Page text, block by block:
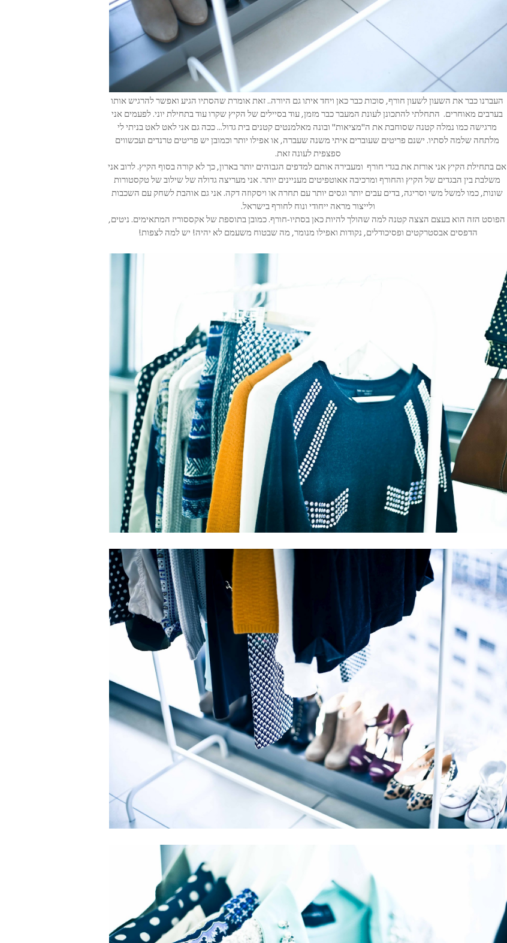
העברנו כבר את השעון לשעון חורף, סוכות כבר כאן ויחד איתו גם היורה.. זאת אומרת שהסתיו הגיע ואפשר להרגיש אותו
בערבים מאוחרים. התחלתי להתכונן לעונת המעבר כבר מזמן, עוד בסיילים של הקיץ שקרו עוד בתחילת יוני. לפעמים אני
מרגישה כמו נמלה קטנה שסוחבת את ה"מציאות" ובונה מאלמנטים קטנים בית גדול... ככה גם אני לאט לאט בניתי לי
מלתחה שלמה לסתיו. ישנם פריטים שעוברים איתי משנה שעברה, או אפילו יותר וכמובן יש פריטים טרנדים ועכשווים
ספצפית לעונה זאת.
אם בתחילת הקיץ אני אורזת את בגדי חורף ומעבירה אותם למדפים הגבוהים יותר בארון, כך לא קורה בסוף הקיץ. לרוב אני
משלבת בין הבגדים של הקיץ והחורף ומרכיבה אאוטפיטים מעניינים יותר. אני מעריצה גדולה של שילוב של טקסטורות
שונות, כמו למשל משי וסריגה, בדים עבים יותר וגסים יותר עם תחרה או ויסקוזה דקה. אני גם אוהבת לשחק עם השכבות
ולייצור מראה ייחודי ונוח לחורף בישראל.
הפוסט הזה הוא בעצם הצצה קטנה למה שהולך להיות כאן בסתיו-חורף. כמובן בתוספת של אקססוריז המתאימים. ניטים,
הדפסים אבסטרקטים ופסיכודלים, נקודות ואפילו מנומר, מה שבטוח משעמם לא יהיה! יש למה לצפות!